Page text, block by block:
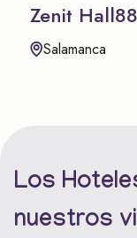
Zenit
Salamanca
Los
nuestros